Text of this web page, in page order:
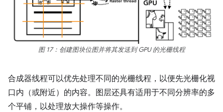
图 17：创建图块位图并将其发送到 GPU 的光栅线程
合成器线程可以优先处理不同的光栅线程，以便先光栅化视
口内（或附近）的内容。图层还具有适用于不同分辨率的多
个平铺，以处理放大操作等操作。